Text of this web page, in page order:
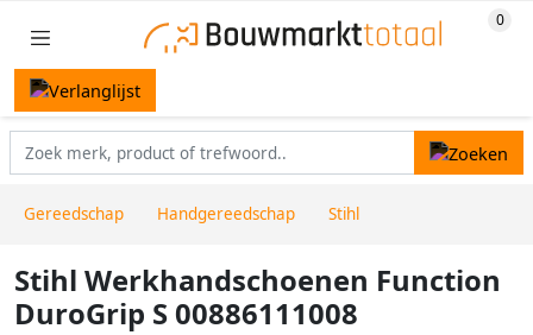
Gereedschap Handgereedschap Stihl
Stihl Werkhandschoenen Function
DuroGrip S 00886111008